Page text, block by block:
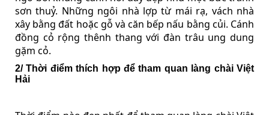
sơn thuỷ. Những ngôi nhà lợp từ mái rạ, vách nhà
xây bằng đất hoặc gỗ và căn bếp nấu bằng củi. Cánh
đồng cỏ rộng thênh thang với đàn trâu ung dung
gặm cỏ.
2/ Thời điểm thích hợp để tham quan làng chài Việt
Hải